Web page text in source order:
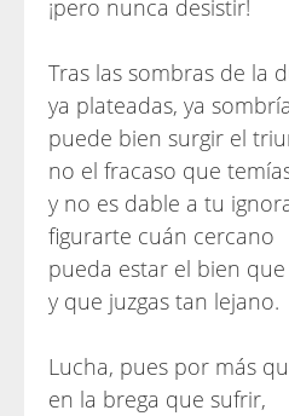
¡pero nunca desistir!
Tras las sombras de la
ya plateadas, ya
puede bien surgir el
no el fracaso que
y no es dable a tu
figurarte cuán cercano
pueda estar el bien
y que juzgas tan lejano.
Lucha, pues por más
en la brega que sufrir,